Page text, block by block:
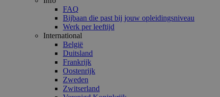
FAQ
Bijbaan die past bij jouw opleidingsniveau
Werk per leeftijd
International
België
Duitsland
Frankrijk
Oostenrijk
Zweden
Zwitserland